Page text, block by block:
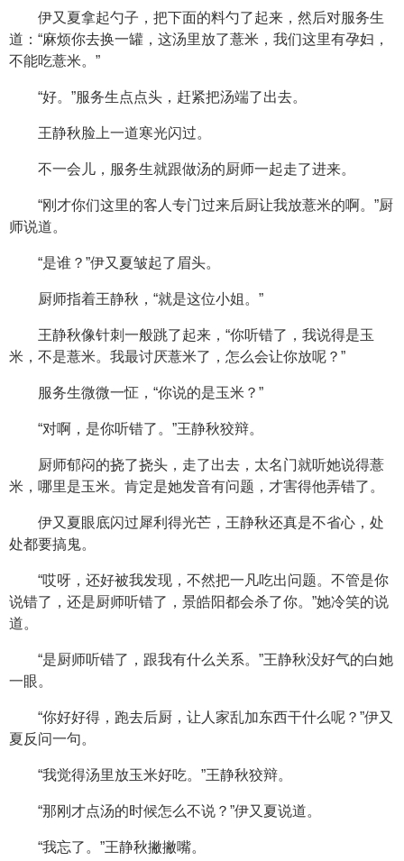
伊又夏拿起勺子，把下面的料勺了起来，然后对服务生
道：“麻烦你去换一罐，这汤里放了薏米，我们这里有孕妇，
不能吃薏米。”
“好。”服务生点点头，赶紧把汤端了出去。
王静秋脸上一道寒光闪过。
不一会儿，服务生就跟做汤的厨师一起走了进来。
“刚才你们这里的客人专门过来后厨让我放薏米的啊。”厨
师说道。
“是谁？”伊又夏皱起了眉头。
厨师指着王静秋，“就是这位小姐。”
王静秋像针刺一般跳了起来，“你听错了，我说得是玉
米，不是薏米。我最讨厌薏米了，怎么会让你放呢？”
服务生微微一怔，“你说的是玉米？”
“对啊，是你听错了。”王静秋狡辩。
厨师郁闷的挠了挠头，走了出去，太名门就听她说得薏
米，哪里是玉米。肯定是她发音有问题，才害得他弄错了。
伊又夏眼底闪过犀利得光芒，王静秋还真是不省心，处
处都要搞鬼。
“哎呀，还好被我发现，不然把一凡吃出问题。不管是你
说错了，还是厨师听错了，景皓阳都会杀了你。”她冷笑的说
道。
“是厨师听错了，跟我有什么关系。”王静秋没好气的白她
一眼。
“你好好得，跑去后厨，让人家乱加东西干什么呢？”伊又
夏反问一句。
“我觉得汤里放玉米好吃。”王静秋狡辩。
“那刚才点汤的时候怎么不说？”伊又夏说道。
“我忘了。”王静秋撇撇嘴。